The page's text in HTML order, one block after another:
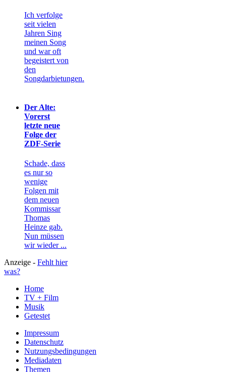
Ich verfolge
seit vielen
Jahren Sing
meinen Song
und war oft
begeistert von
den
Songdarbietungen.
Der Alte:
Vorerst
letzte neue
Folge der
ZDF-Serie
Schade, dass
es nur so
wenige
Folgen mit
dem neuen
Kommissar
Thomas
Heinze gab.
Nun müssen
wir wieder ...
Anzeige - Fehlt hier
was?
Home
TV + Film
Musik
Getestet
Impressum
Datenschutz
Nutzungsbedingungen
Mediadaten
Themen